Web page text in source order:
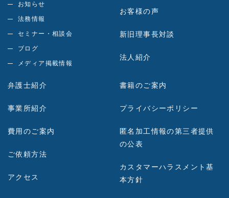
お知らせ
法務情報
セミナー・相談会
ブログ
メディア掲載情報
お客様の声
新旧理事長対談
法人紹介
弁護士紹介
事業所紹介
費用のご案内
ご依頼方法
アクセス
書籍のご案内
プライバシーポリシー
匿名加工情報の第三者提供
の公表
カスタマーハラスメント基
本方針